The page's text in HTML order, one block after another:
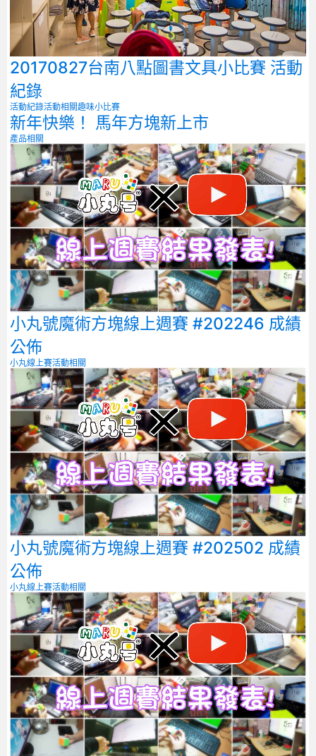
20170827台南八點圖書文具小比賽 活動
紀錄
活動紀錄活動相關趣味小比賽
新年快樂！ 馬年方塊新上市
產品相關
小丸號魔術方塊線上週賽 #202246 成績
公佈
小丸線上賽活動相關
小丸號魔術方塊線上週賽 #202502 成績
公佈
小丸線上賽活動相關